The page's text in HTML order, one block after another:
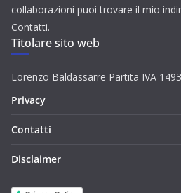
collaborazioni puoi trovare il mio
Contatti.
Titolare sito web
Lorenzo Baldassarre Partita IVA
Privacy
Contatti
Disclaimer